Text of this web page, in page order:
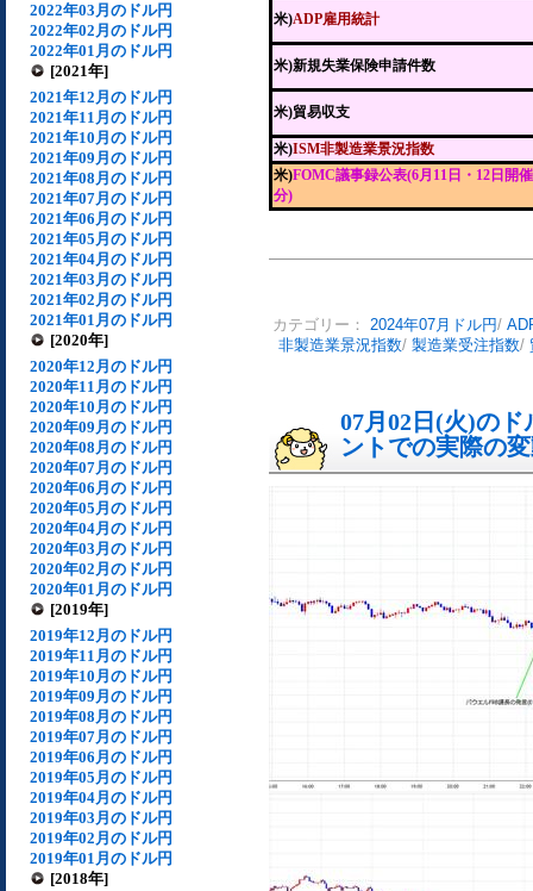
2022年03月のドル円
2022年02月のドル円
2022年01月のドル円
[2021年]
2021年12月のドル円
2021年11月のドル円
2021年10月のドル円
2021年09月のドル円
2021年08月のドル円
2021年07月のドル円
2021年06月のドル円
2021年05月のドル円
2021年04月のドル円
2021年03月のドル円
2021年02月のドル円
2021年01月のドル円
[2020年]
2020年12月のドル円
2020年11月のドル円
2020年10月のドル円
2020年09月のドル円
2020年08月のドル円
2020年07月のドル円
2020年06月のドル円
2020年05月のドル円
2020年04月のドル円
2020年03月のドル円
2020年02月のドル円
2020年01月のドル円
[2019年]
2019年12月のドル円
2019年11月のドル円
2019年10月のドル円
2019年09月のドル円
2019年08月のドル円
2019年07月のドル円
2019年06月のドル円
2019年05月のドル円
2019年04月のドル円
2019年03月のドル円
2019年02月のドル円
2019年01月のドル円
[2018年]
米)ADP雇用統計
米)新規失業保険申請件数
米)貿易収支
米)ISM非製造業景況指数
米)FOMC議事録公表(6月11日・12日開催
分)
カテゴリー： 2024年07月ドル円/
非製造業景況指数/ 製造業受注指数/
07月02日(火)の
ントでの実際の